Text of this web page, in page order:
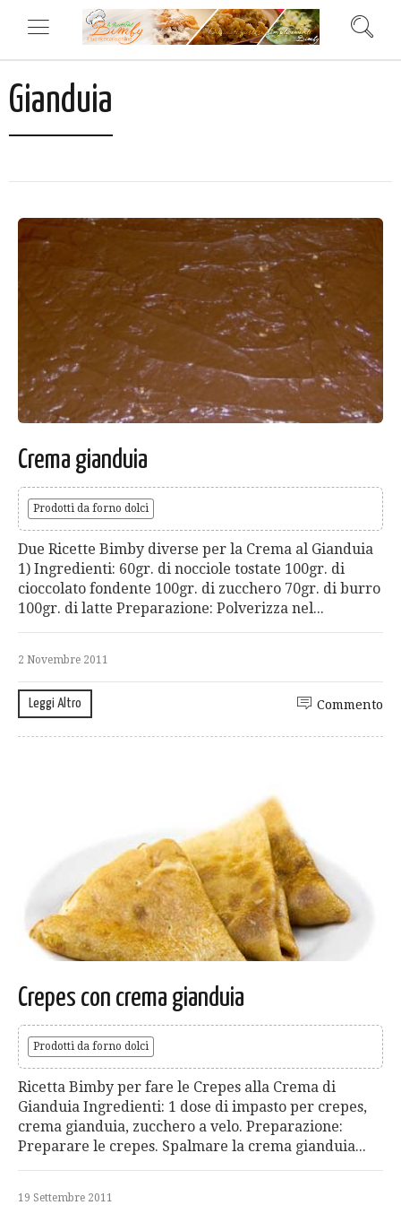
Gianduia
Crema gianduia
Prodotti da forno dolci
Due Ricette Bimby diverse per la Crema al Gianduia
1) Ingredienti: 60gr. di nocciole tostate 100gr. di
cioccolato fondente 100gr. di zucchero 70gr. di burro
100gr. di latte Preparazione: Polverizza nel...
2 Novembre 2011
Leggi Altro Commento
Crepes con crema gianduia
Prodotti da forno dolci
Ricetta Bimby per fare le Crepes alla Crema di
Gianduia Ingredienti: 1 dose di impasto per crepes,
crema gianduia, zucchero a velo. Preparazione:
Preparare le crepes. Spalmare la crema gianduia...
19 Settembre 2011